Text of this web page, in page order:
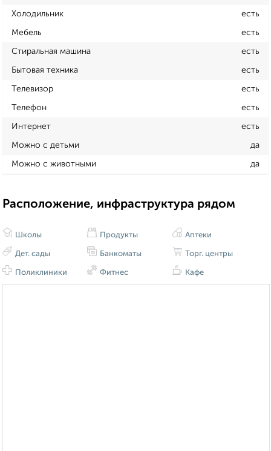
Холодильник есть
Мебель есть
Стиральная машина есть
Бытовая техника есть
Телевизор есть
Телефон есть
Интернет есть
Можно с детьми да
Можно с животными да
Расположение, инфраструктура рядом
Школы
Дет. сады
Поликлиники
Продукты
Банкоматы
Фитнес
Аптеки
Торг. центры
Кафе